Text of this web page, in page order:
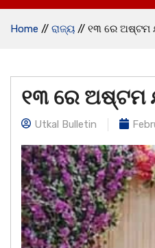
Home // ରାଜ୍ୟ // ୧୩ ରେ
୧୩ ରେ
Utkal Bulletin